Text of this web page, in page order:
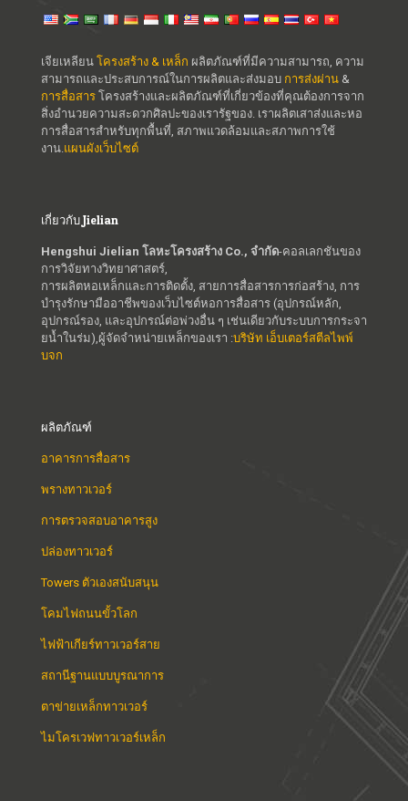
เจียเหลียน โครงสร้าง & เหล็ก ผลิตภัณฑ์ที่มีความสามารถ, ความ
สามารถและประสบการณ์ในการผลิตและส่งมอบ การส่งผ่าน &
การสื่อสาร โครงสร้างและผลิตภัณฑ์ที่เกี่ยวข้องที่คุณต้องการจาก
สิ่งอำนวยความสะดวกศิลปะของเรารัฐของ. เราผลิตเสาส่งและหอ
การสื่อสารสำหรับทุกพื้นที่, สภาพแวดล้อมและสภาพการใช้
งาน.แผนผังเว็บไซต์
เกี่ยวกับ Jielian
Hengshui Jielian โลหะโครงสร้าง Co., จำกัด-คอลเลกชันของ
การวิจัยทางวิทยาศาสตร์,
การผลิตหอเหล็กและการติดตั้ง, สายการสื่อสารการก่อสร้าง, การ
บำรุงรักษามืออาชีพของเว็บไซต์หอการสื่อสาร (อุปกรณ์หลัก,
อุปกรณ์รอง, และอุปกรณ์ต่อพ่วงอื่น ๆ เช่นเดียวกับระบบการกระจา
ยน้ำในร่ม),ผู้จัดจำหน่ายเหล็กของเรา :บริษัท เอ็บเตอร์สตีลไพพ์
บจก
ผลิตภัณฑ์
อาคารการสื่อสาร
พรางทาวเวอร์
การตรวจสอบอาคารสูง
ปล่องทาวเวอร์
Towers ตัวเองสนับสนุน
โคมไฟถนนขั้วโลก
ไฟฟ้าเกียร์ทาวเวอร์สาย
สถานีฐานแบบบูรณาการ
ตาข่ายเหล็กทาวเวอร์
ไมโครเวฟทาวเวอร์เหล็ก